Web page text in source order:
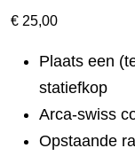
€ 25,00
Plaats een
statiefkop
Arca-swiss
Opstaande